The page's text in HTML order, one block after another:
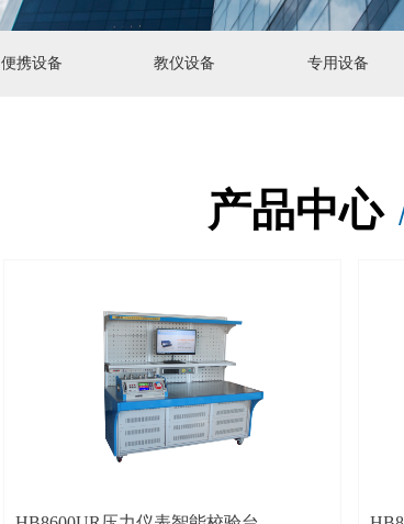
便携设备 教仪设备 专用设备
产品中心